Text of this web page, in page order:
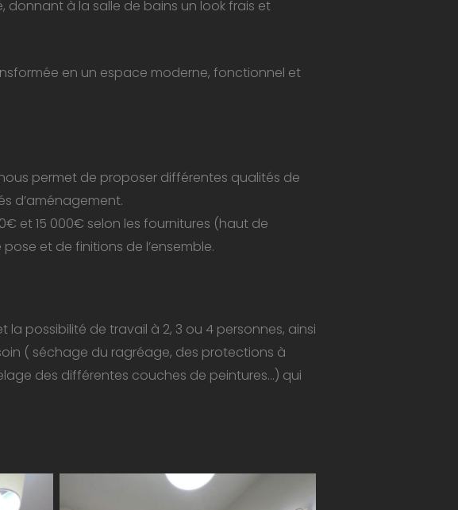
donnant à la salle de bains un look frais et
en un espace moderne, fonctionnel et
permet de proposer différentes qualités de
d’aménagement.
et 15 000€ selon les fournitures (haut de
et de finitions de l’ensemble.
possibilité de travail à 2, 3 ou 4 personnes, ainsi
( séchage du ragréage, des protections à
des différentes couches de peintures…) qui